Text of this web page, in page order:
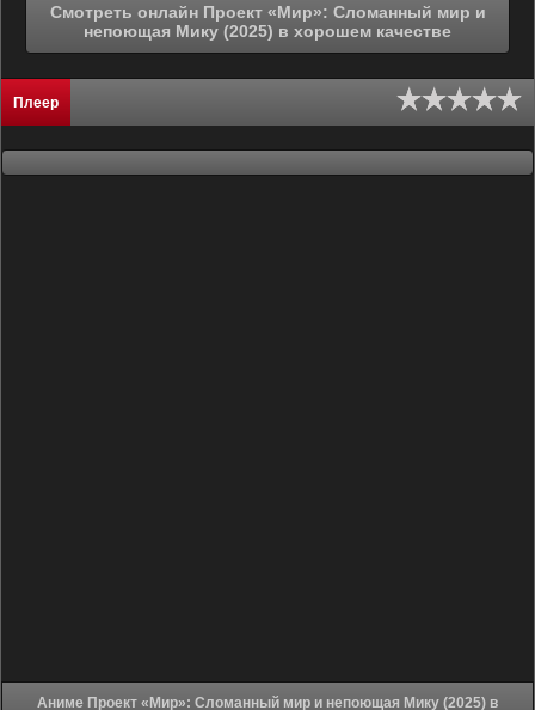
Смотреть онлайн Проект «Мир»: Сломанный мир и
непоющая Мику (2025) в хорошем качестве
Плеер
Аниме Проект «Мир»: Сломанный мир и непоющая Мику (2025) в